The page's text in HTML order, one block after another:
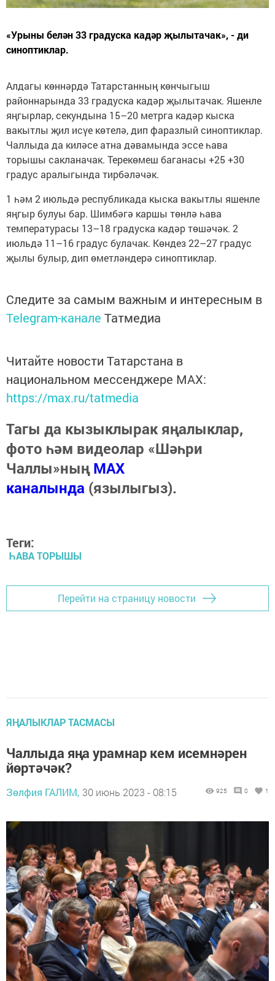
«Урыны белән 33 градуска кадәр җылытачак», - ди
синоптиклар.
Алдагы көннәрдә Татарстанның көнчыгыш
районнарында 33 градуска кадәр җылытачак. Яшенле
яңгырлар, секундына 15–20 метрга кадәр кыска
вакытлы җил исүе көтелә, дип фаразлый синоптиклар.
Чаллыда да киләсе атна дәвамында эссе һава
торышы сакланачак. Терекөмеш баганасы +25 +30
градус аралыгында тирбәләчәк.
1 һәм 2 июльдә республикада кыска вакытлы яшенле
яңгыр булуы бар. Шимбәгә каршы төнлә һава
температурасы 13–18 градуска кадәр төшәчәк. 2
июльдә 11–16 градус булачак. Көндез 22–27 градус
җылы булыр, дип өметләндерә синоптиклар.
Следите за самым важным и интересным в
Telegram-канале Татмедиа
Читайте новости Татарстана в
национальном мессенджере MАХ:
https://max.ru/tatmedia
Тагы да кызыклырак яңалыклар,
фото һәм видеолар «Шәһри
Чаллы»ныңMAX
каналында (язылыгыз).
Теги:
ҺАВА ТОРЫШЫ
Перейти на страницу новости
ЯҢАЛЫКЛАР ТАСМАСЫ
Чаллыда яңа урамнар кем исемнәрен
йөртәчәк?
Зөлфия ГАЛИМ, 30 июнь 2023 - 08:15 925 0 1